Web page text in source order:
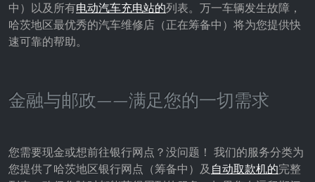
中）以及所有电动汽车充电站的列表。万一车辆发生故障，
哈茨地区最优秀的汽车维修店（正在筹备中）将为您提供快
速可靠的帮助。
金融与邮政——满足您的一切需求
您需要现金或想前往银行网点？没问题！ 我们的服务分类为
您提供了哈茨地区银行网点（筹备中）及 自动取款机的完整
Cookie duration:
24小时 - 2年